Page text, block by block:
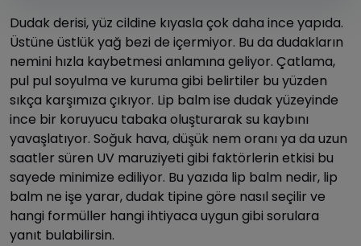
Dudak derisi, yüz cildine kıyasla çok daha ince yapıda.
Üstüne üstlük yağ bezi de içermiyor. Bu da dudakların
nemini hızla kaybetmesi anlamına geliyor. Çatlama,
pul pul soyulma ve kuruma gibi belirtiler bu yüzden
sıkça karşımıza çıkıyor. Lip balm ise dudak yüzeyinde
ince bir koruyucu tabaka oluşturarak su kaybını
yavaşlatıyor. Soğuk hava, düşük nem oranı ya da uzun
saatler süren UV maruziyeti gibi faktörlerin etkisi bu
sayede minimize ediliyor. Bu yazıda lip balm nedir, lip
balm ne işe yarar, dudak tipine göre nasıl seçilir ve
hangi formüller hangi ihtiyaca uygun gibi sorulara
yanıt bulabilirsin.